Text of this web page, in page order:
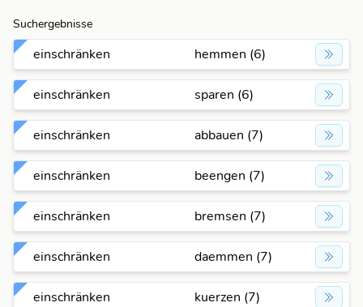
Suchergebnisse
einschränken hemmen (6)
einschränken sparen (6)
einschränken abbauen (7)
einschränken beengen (7)
einschränken bremsen (7)
einschränken daemmen (7)
einschränken kuerzen (7)